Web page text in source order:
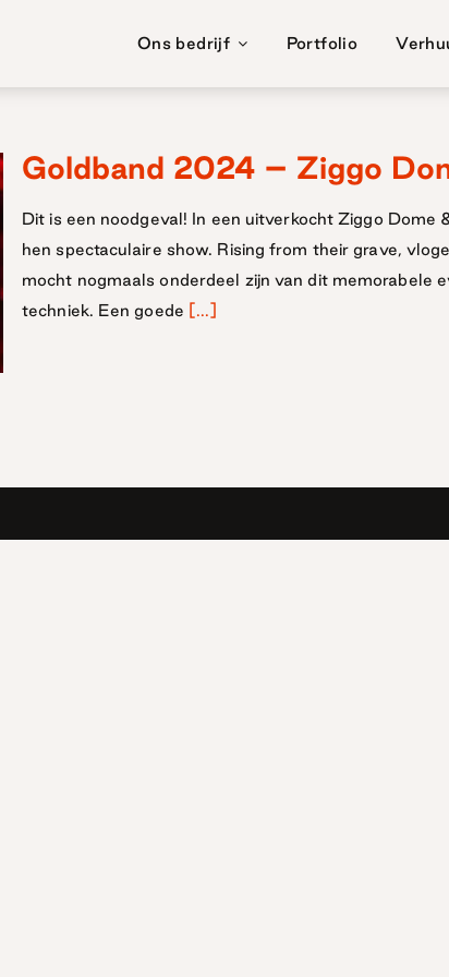
Ons bedrijf Portfolio
Goldband 2024 – Ziggo
Dit is een noodgeval! In een uitverkocht Ziggo
hen spectaculaire show. Rising from their grave,
mocht nogmaals onderdeel zijn van dit memorabele
techniek. Een goede [...]